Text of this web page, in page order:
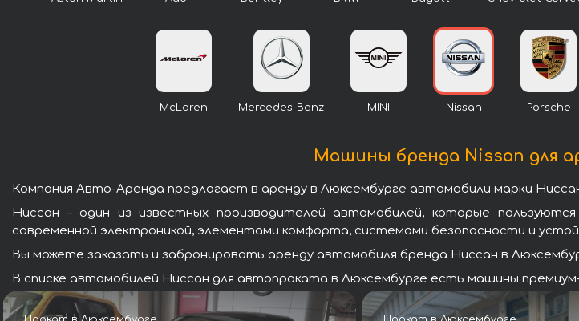
McLaren Mercedes-Benz MINI Nissan Porsche
Машины бренда Nissan для
Компания Авто-Аренда предлагает в аренду в Люксембурге автомобили марки
Ниссан – один из известных производителей автомобилей, которые
современной электроникой, элементами комфорта, системами безопасности и
Вы можете заказать и забронировать аренду автомобиля бренда Ниссан в
В списке автомобилей Ниссан для автопроката в Люксембурге есть машины